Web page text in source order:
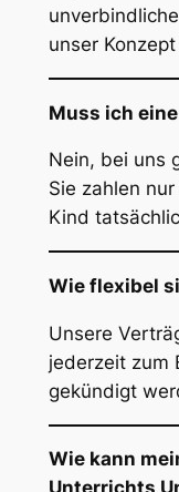
unser
Muss ich
Nein, bei uns
Sie zahlen
Kind
Wie flexibel
Unsere
jederzeit zum
gekündigt
Wie kann